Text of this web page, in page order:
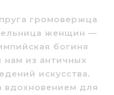
громовержца
женщин —
богиня
нам из античных
искусства.
вдохновением для